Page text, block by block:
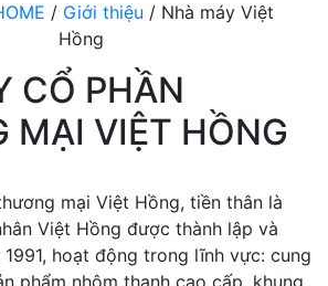
/ Giới thiệu / Nhà máy Việt
Hồng
CỔ PHẦN
MẠI VIỆT HỒNG
mại Việt Hồng, tiền thân là
Việt Hồng được thành lập và
hoạt động trong lĩnh vực: cung
phẩm nhôm thanh cao cấp, khung